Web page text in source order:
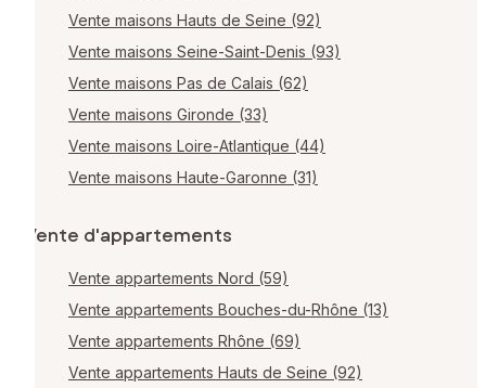
Vente maisons Hauts de Seine (92)
Vente maisons Seine-Saint-Denis (93)
Vente maisons Pas de Calais (62)
Vente maisons Gironde (33)
Vente maisons Loire-Atlantique (44)
Vente maisons Haute-Garonne (31)
Vente d'appartements
Vente appartements Nord (59)
Vente appartements Bouches-du-Rhône (13)
Vente appartements Rhône (69)
Vente appartements Hauts de Seine (92)